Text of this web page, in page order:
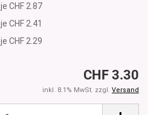
je CHF 2.87
je CHF 2.41
je CHF 2.29
CHF 3.30
inkl. 8.1% MwSt. zzgl. Versand